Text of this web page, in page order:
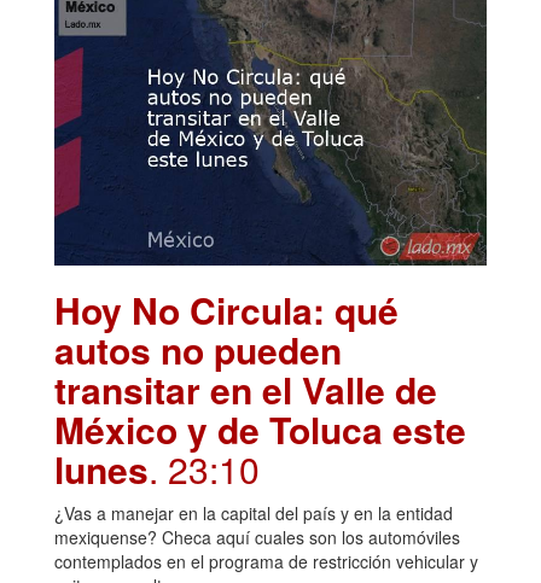
Hoy No Circula: qué
autos no pueden
transitar en el Valle de
México y de Toluca este
lunes. 23:10
¿Vas a manejar en la capital del país y en la entidad
mexiquense? Checa aquí cuales son los automóviles
contemplados en el programa de restricción vehicular y